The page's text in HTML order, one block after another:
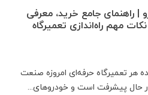
| راهنمای جامع خرید، معرفی
مهم راه‌اندازی تعمیرگاه
هر تعمیرگاه حرفه‌ای امروزه صنعت
حال پیشرفت است و خودروهای...